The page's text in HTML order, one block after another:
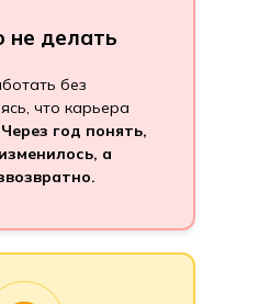
не делать
без
что карьера
Через год понять,
а